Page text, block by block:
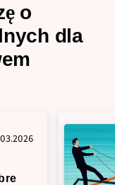
o
dla